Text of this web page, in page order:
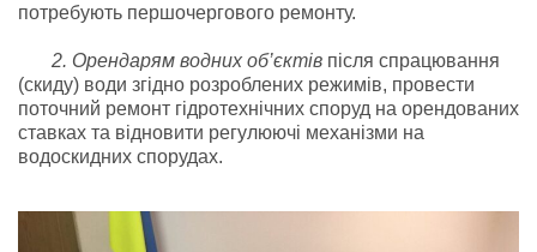
потребують першочергового ремонту.
2. Орендарям водних об’єктів після спрацювання
(скиду) води згідно розроблених режимів, провести
поточний ремонт гідротехнічних споруд на орендованих
ставках та відновити регулюючі механізми на
водоскидних спорудах.